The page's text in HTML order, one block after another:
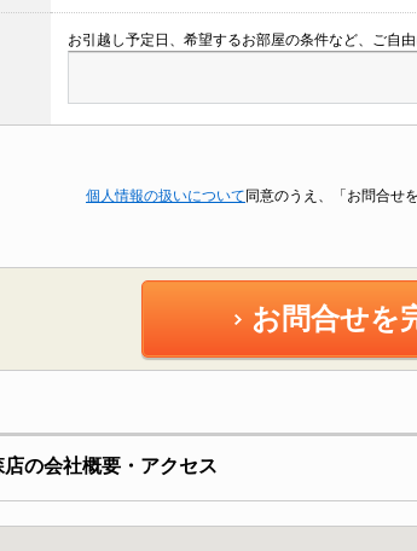
お引越し予定日、希望するお部屋の条件など、ご自
個人情報の扱いについて 同意のうえ、「お問合せ
お問合せを
の会社概要・アクセス